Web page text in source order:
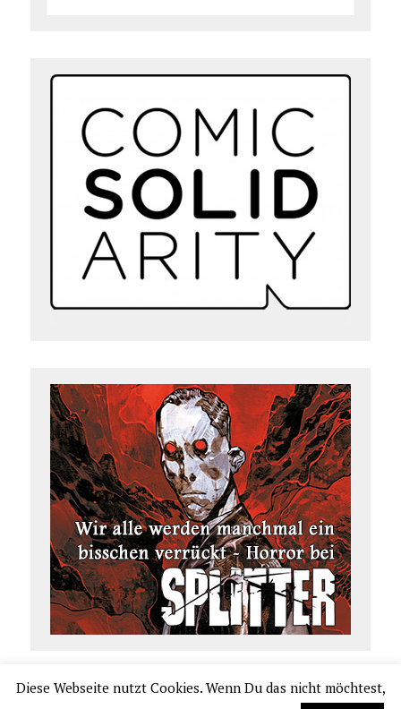
Diese Webseite nutzt Cookies. Wenn Du das nicht möchtest,